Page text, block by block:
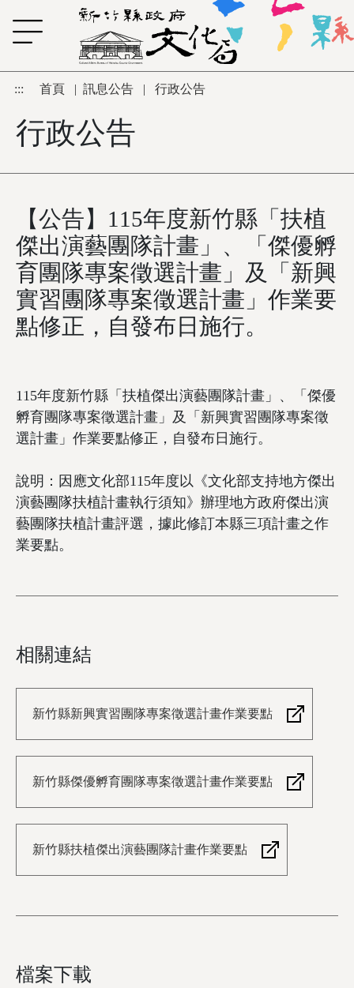
跳到主要內容區塊
::: 首頁 | 訊息公告 | 行政公告
行政公告
【公告】115年度新竹縣「扶植
傑出演藝團隊計畫」、「傑優孵
育團隊專案徵選計畫」及「新興
實習團隊專案徵選計畫」作業要
點修正，自發布日施行。
115年度新竹縣「扶植傑出演藝團隊計畫」、「傑優
孵育團隊專案徵選計畫」及「新興實習團隊專案徵
選計畫」作業要點修正，自發布日施行。
說明：因應文化部115年度以《文化部支持地方傑出
演藝團隊扶植計畫執行須知》辦理地方政府傑出演
藝團隊扶植計畫評選，據此修訂本縣三項計畫之作
業要點。
相關連結
新竹縣新興實習團隊專案徵選計畫作業要點
新竹縣傑優孵育團隊專案徵選計畫作業要點
新竹縣扶植傑出演藝團隊計畫作業要點
檔案下載